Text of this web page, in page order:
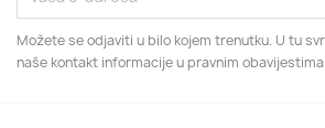
Možete se odjaviti u bilo kojem trenutku. U tu
naše kontakt informacije u pravnim obavijestima.